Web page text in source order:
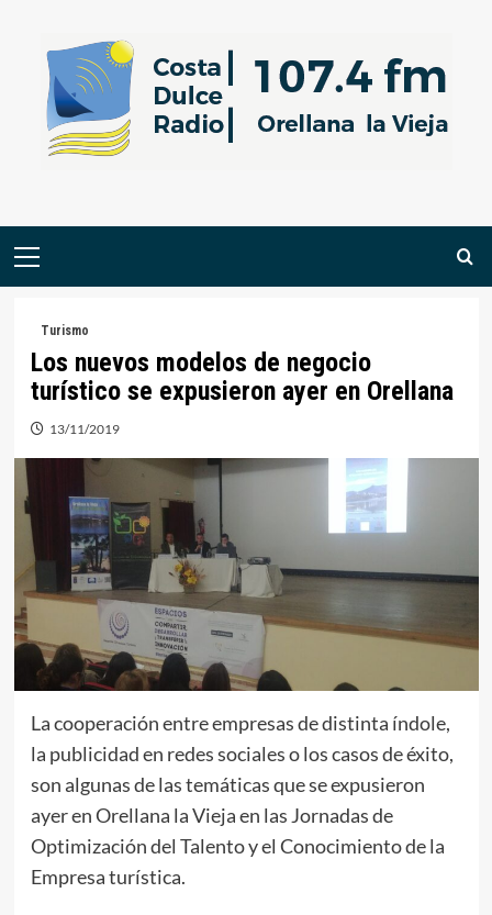
contenido
Menú
Turismo
Los nuevos modelos de negocio
turístico se expusieron ayer en Orellana
13/11/2019
La cooperación entre empresas de distinta índole,
la publicidad en redes sociales o los casos de éxito,
son algunas de las temáticas que se expusieron
ayer en Orellana la Vieja en las Jornadas de
Optimización del Talento y el Conocimiento de la
Empresa turística.